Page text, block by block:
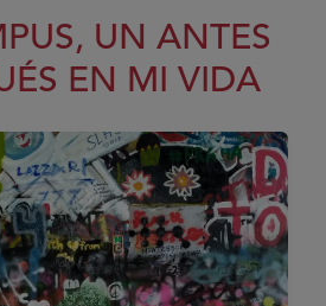
UN ANTES
EN MI VIDA